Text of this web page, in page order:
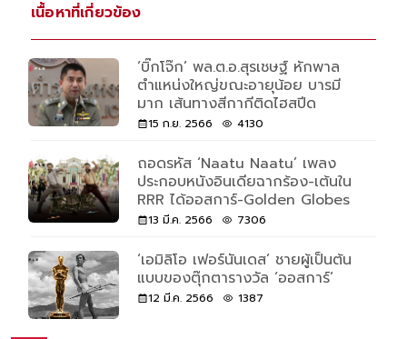
เนื้อหาที่เกี่ยวข้อง
‘บิ๊กโจ๊ก’ พล.ต.อ.สุรเชษฐ์ หักพาล
ตำแหน่งใหญ่ขณะอายุน้อย บารมี
มาก เส้นทางสีกากีติดไฮสปีด
15 ก.ย. 2566 4130
ถอดรหัส ‘Naatu Naatu’ เพลง
ประกอบหนังอินเดียฉากร้อง-เต้นใน
RRR ได้ออสการ์-Golden Globes
13 มี.ค. 2566 7306
‘เอมิลิโอ เฟอร์นันเดส’ ชายผู้เป็นต้น
แบบของตุ๊กตารางวัล ‘ออสการ์’
12 มี.ค. 2566 1387